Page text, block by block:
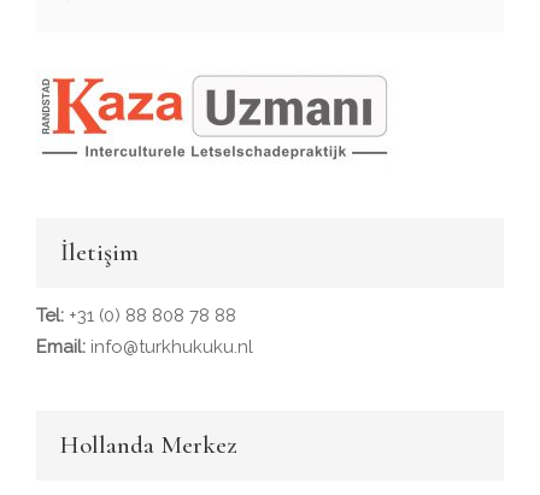
İletişim
Tel: +31 (0) 88 808 78 88
Email: info@turkhukuku.nl
Hollanda Merkez